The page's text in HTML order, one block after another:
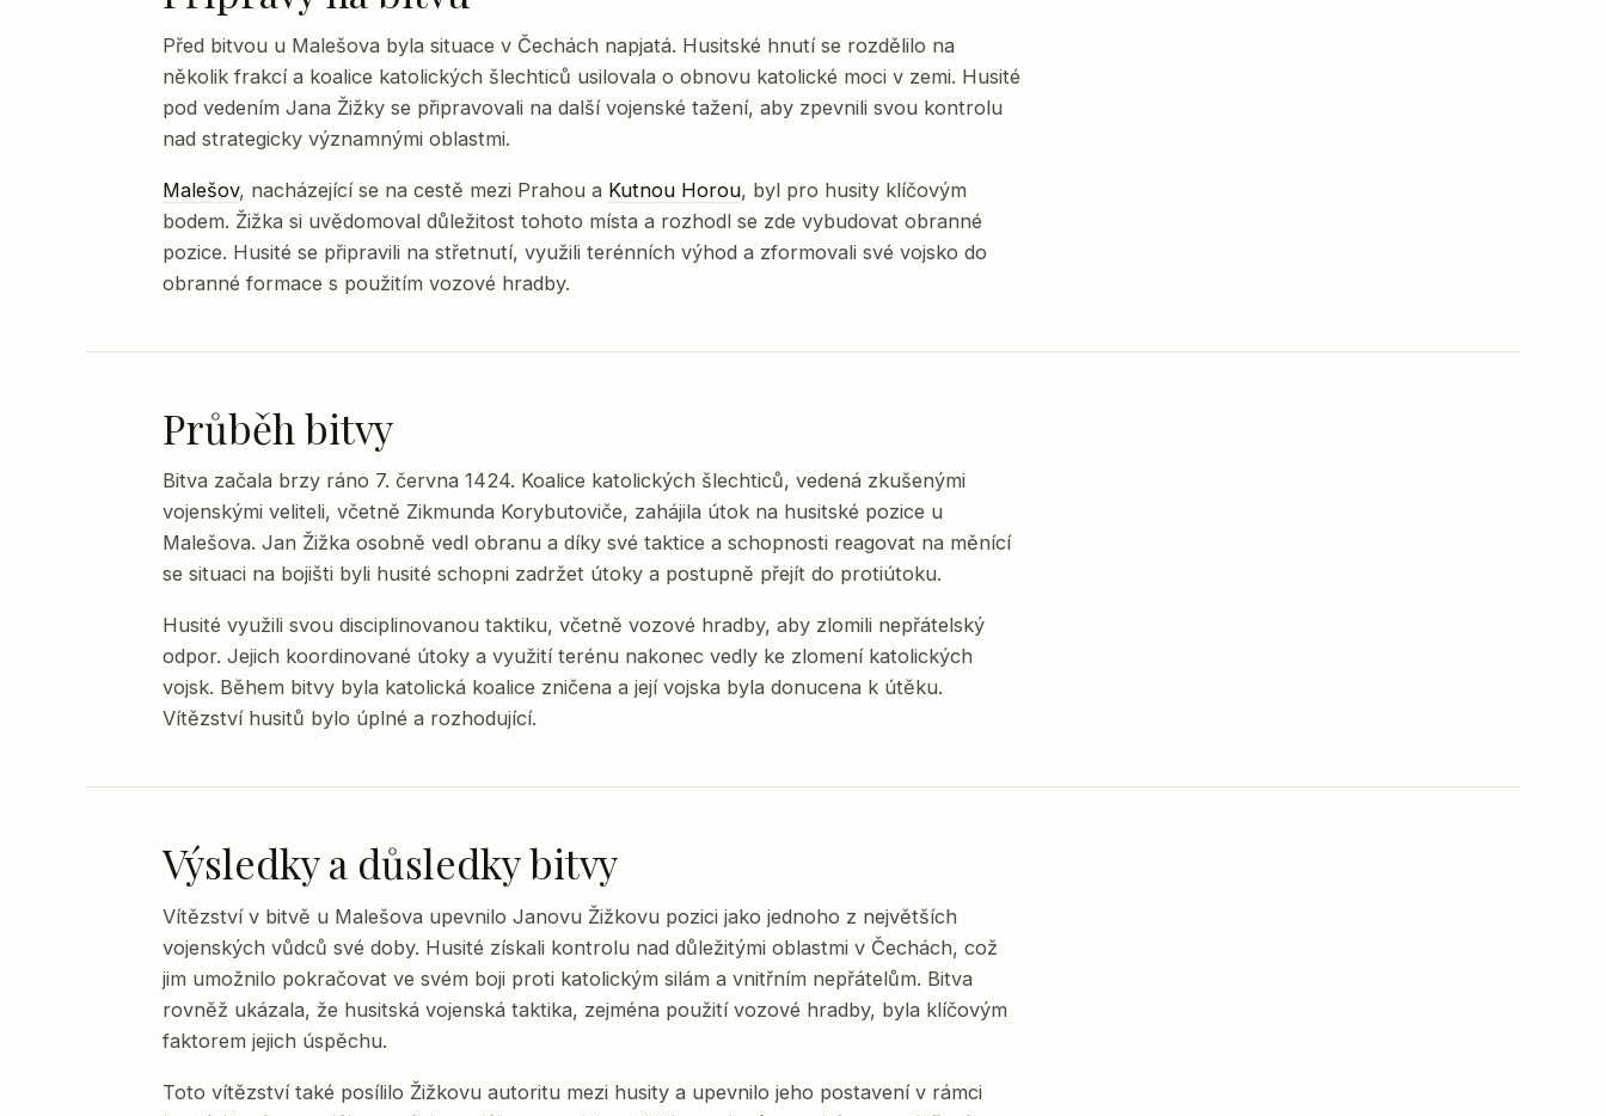
Před bitvou u Malešova byla situace v Čechách napjatá. Husitské hnutí se rozdělilo na
několik frakcí a koalice katolických šlechticů usilovala o obnovu katolické moci v zemi. Husité
pod vedením Jana Žižky se připravovali na další vojenské tažení, aby zpevnili svou kontrolu
nad strategicky významnými oblastmi.
Malešov, nacházející se na cestě mezi Prahou a Kutnou Horou, byl pro husity klíčovým
bodem. Žižka si uvědomoval důležitost tohoto místa a rozhodl se zde vybudovat obranné
pozice. Husité se připravili na střetnutí, využili terénních výhod a zformovali své vojsko do
obranné formace s použitím vozové hradby.
Průběh bitvy
Bitva začala brzy ráno 7. června 1424. Koalice katolických šlechticů, vedená zkušenými
vojenskými veliteli, včetně Zikmunda Korybutoviče, zahájila útok na husitské pozice u
Malešova. Jan Žižka osobně vedl obranu a díky své taktice a schopnosti reagovat na měnící
se situaci na bojišti byli husité schopni zadržet útoky a postupně přejít do protiútoku.
Husité využili svou disciplinovanou taktiku, včetně vozové hradby, aby zlomili nepřátelský
odpor. Jejich koordinované útoky a využití terénu nakonec vedly ke zlomení katolických
vojsk. Během bitvy byla katolická koalice zničena a její vojska byla donucena k útěku.
Vítězství husitů bylo úplné a rozhodující.
Výsledky a důsledky bitvy
Vítězství v bitvě u Malešova upevnilo Janovu Žižkovu pozici jako jednoho z největších
vojenských vůdců své doby. Husité získali kontrolu nad důležitými oblastmi v Čechách, což
jim umožnilo pokračovat ve svém boji proti katolickým silám a vnitřním nepřátelům. Bitva
rovněž ukázala, že husitská vojenská taktika, zejména použití vozové hradby, byla klíčovým
faktorem jejich úspěchu.
Toto vítězství také posílilo Žižkovu autoritu mezi husity a upevnilo jeho postavení v rámci